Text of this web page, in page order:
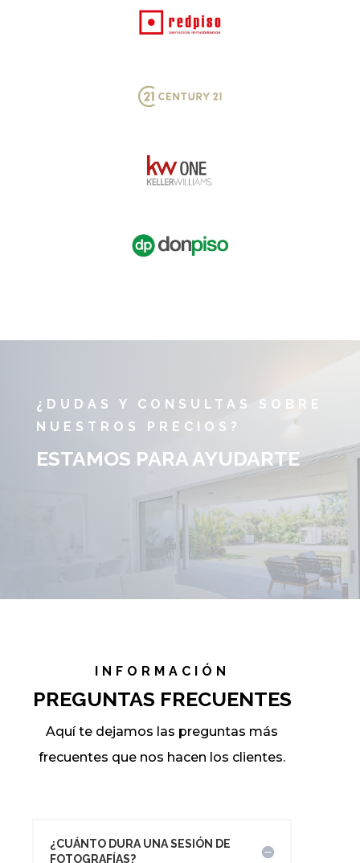
¿DUDAS Y CONSULTAS SOBRE
NUESTROS PRECIOS?
ESTAMOS PARA AYUDARTE
INFORMACIÓN
PREGUNTAS FRECUENTES
Aquí te dejamos las preguntas más
frecuentes que nos hacen los clientes.
¿CUÁNTO DURA UNA SESIÓN DE
FOTOGRAFÍAS?